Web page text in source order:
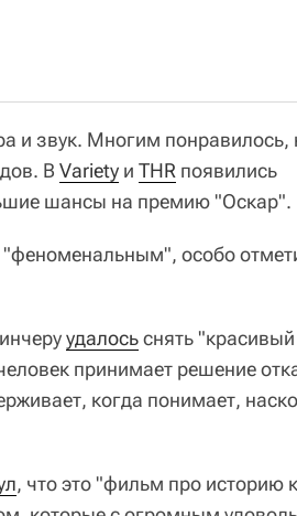
и звук. Многим понравилось,
В Variety и THR появились
шансы на премию "Оскар".
особо
удалосьснять
принимает решение
когда понимает,
, что это "фильм про историю